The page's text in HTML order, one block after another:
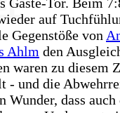
auf
Gegenstöße von
Ahlm den
waren zu diesem
- und die
Wunder, dass